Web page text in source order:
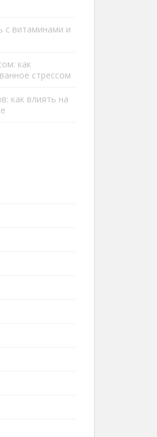
с витаминами и
как
стрессом
как влиять на